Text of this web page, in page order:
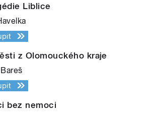
Liblice
z Olomouckého kraje
bez nemoci